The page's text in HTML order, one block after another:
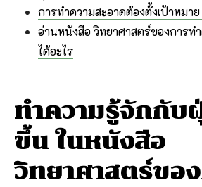
การทำความสะอาดต้องตั้งเป้าหมา
อ่านหนังสือ วิทยาศาสตร์ของการท
ได้อะไร
ทำความรู้จักกับ
ขึ้นในหนังสือ
วิทยาศาสตร์ขอ